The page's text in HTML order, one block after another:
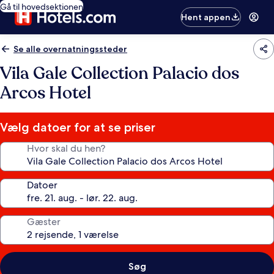
Gå til hovedsektionen
Hent appen
Se alle overnatningssteder
Vila Gale Collection Palacio dos
Arcos Hotel
Vælg datoer for at se priser
Hvor skal du hen?
Datoer
Gæster
Søg